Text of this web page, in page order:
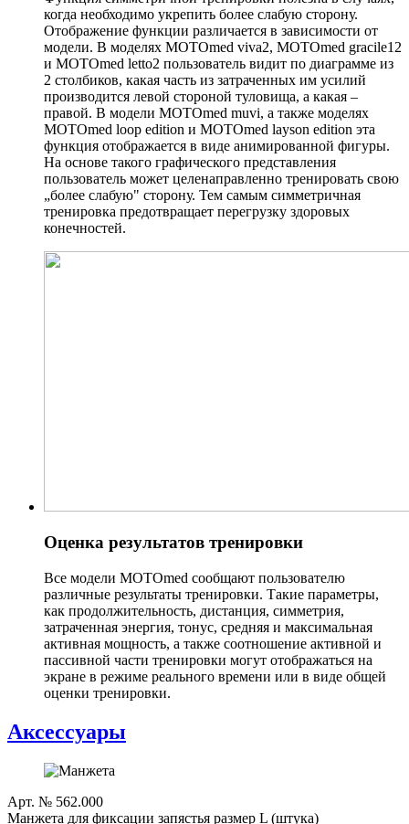
когда необходимо укрепить более слабую сторону.
Отображение функции различается в зависимости от
модели. В моделях MOTOmed viva2, MOTOmed gracile12
и MOTOmed letto2 пользователь видит по диаграмме из
2 столбиков, какая часть из затраченных им усилий
производится левой стороной туловища, а какая –
правой. В модели MOTOmed muvi, а также моделях
MOTOmed loop edition и MOTOmed layson edition эта
функция отображается в виде анимированной фигуры.
На основе такого графического представления
пользователь может целенаправленно тренировать свою
„более слабую" сторону. Тем самым симметричная
тренировка предотвращает перегрузку здоровых
конечностей.
Оценка результатов тренировки
Все модели MOTOmed сообщают пользователю
различные результаты тренировки. Такие параметры,
как продолжительность, дистанция, симметрия,
затраченная энергия, тонус, средняя и максимальная
активная мощность, а также соотношение активной и
пассивной части тренировки могут отображаться на
экране в режиме реального времени или в виде общей
оценки тренировки.
Аксессуары
Арт. № 562.000
Манжета для фиксации запястья размер L (штука)